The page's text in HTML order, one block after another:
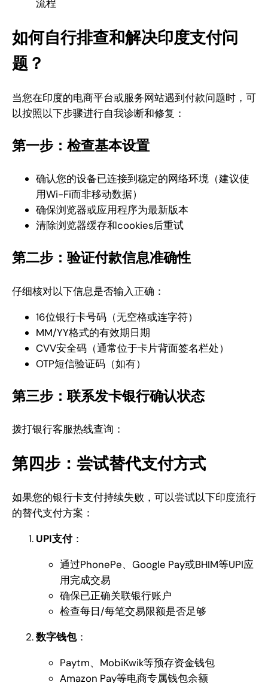
流程
如何自行排查和解决印度支付问
题？
当您在印度的电商平台或服务网站遇到付款问题时，可
以按照以下步骤进行自我诊断和修复：
第一步：检查基本设置
确认您的设备已连接到稳定的网络环境（建议使
用Wi-Fi而非移动数据）
确保浏览器或应用程序为最新版本
清除浏览器缓存和cookies后重试
第二步：验证付款信息准确性
仔细核对以下信息是否输入正确：
16位银行卡号码（无空格或连字符）
MM/YY格式的有效期日期
CVV安全码（通常位于卡片背面签名栏处）
OTP短信验证码（如有）
第三步：联系发卡银行确认状态
拨打银行客服热线查询：
第四步：尝试替代支付方式
如果您的银行卡支付持续失败，可以尝试以下印度流行
的替代支付方案：
UPI支付：
通过PhonePe、Google Pay或BHIM等UPI应
用完成交易
确保已正确关联银行账户
检查每日/每笔交易限额是否足够
数字钱包：
Paytm、MobiKwik等预存资金钱包
Amazon Pay等电商专属钱包余额